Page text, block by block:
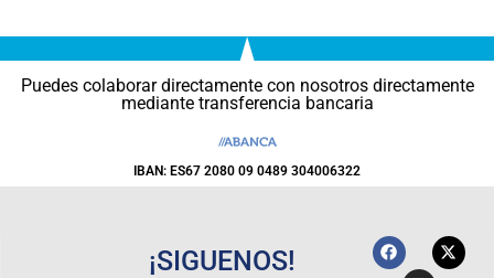
Puedes colaborar directamente con nosotros directamente
mediante transferencia bancaria
IBAN: ES67 2080 09 0489 304006322
¡SIGUENOS!